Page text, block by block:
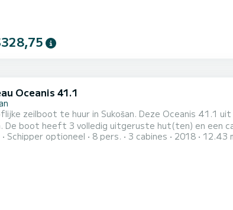
Oceanis 41.1
zeilboot te huur in Sukošan. Deze Oceanis 41.1
is
bondgenoot om een uitzonderlijke vakantie op het water
Schipper optioneel 8 pers. 3 cabines 2018 12.43